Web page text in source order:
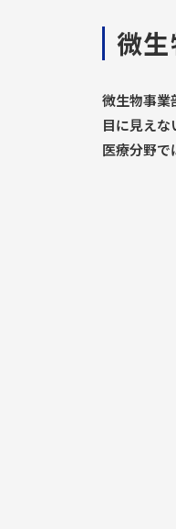
微生
微生物事業
目に見え
医療分野で